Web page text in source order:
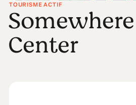
TOURISME ACTIF
Somewhere
Center